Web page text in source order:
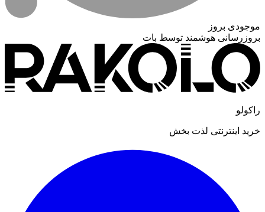
موجودی بروز
بروزرسانی هوشمند توسط بات
راکولو
خرید اینترنتی لذت بخش